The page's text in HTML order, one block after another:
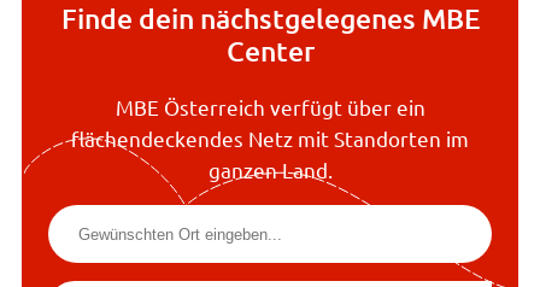
Finde dein nächstgelegenes MBE
Center
MBE Österreich verfügt über ein
flächendeckendes Netz mit Standorten im
ganzen Land.